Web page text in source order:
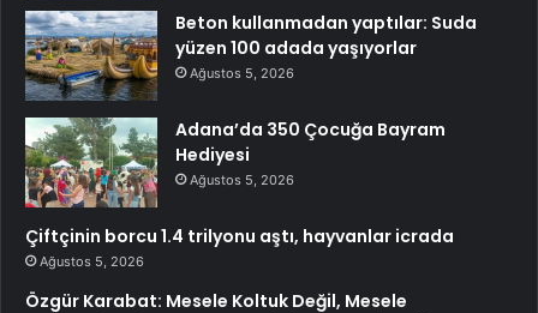
Beton kullanmadan yaptılar: Suda
yüzen 100 adada yaşıyorlar
Ağustos 5, 2026
Adana’da 350 Çocuğa Bayram
Hediyesi
Ağustos 5, 2026
Çiftçinin borcu 1.4 trilyonu aştı, hayvanlar icrada
Ağustos 5, 2026
Özgür Karabat: Mesele Koltuk Değil, Mesele